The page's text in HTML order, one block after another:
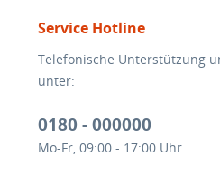
Service Hotline
Telefonische Unterstützung
unter:
0180 - 000000
Mo-Fr, 09:00 - 17:00 Uhr